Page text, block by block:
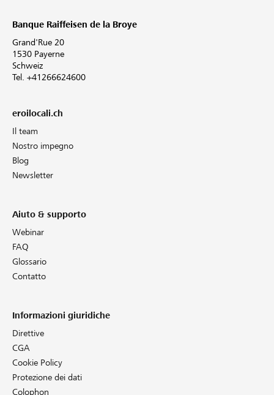
Banque Raiffeisen de la Broye
Grand'Rue 20
1530 Payerne
Schweiz
Tel. +41266624600
eroilocali.ch
Il team
Nostro impegno
Blog
Newsletter
Aiuto & supporto
Webinar
FAQ
Glossario
Contatto
Informazioni giuridiche
Direttive
CGA
Cookie Policy
Protezione dei dati
Colophon